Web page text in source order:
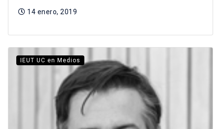
14 enero, 2019
IEUT UC en Medios